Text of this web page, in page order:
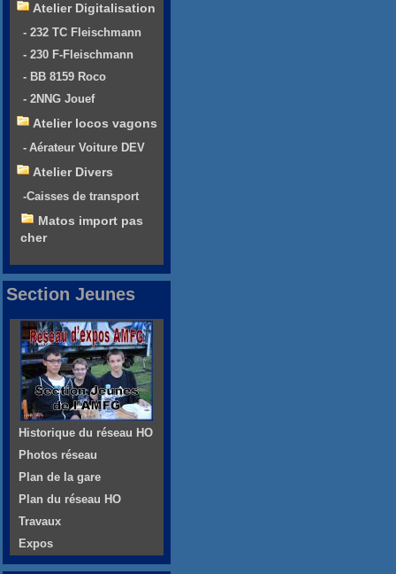
Atelier Digitalisation
- 232 TC Fleischmann
- 230 F-Fleischmann
- BB 8159 Roco
- 2NNG Jouef
Atelier locos vagons
- Aérateur Voiture DEV
Atelier Divers
-Caisses de transport
Matos import pas
cher
Section Jeunes
Historique du réseau HO
Photos réseau
Plan de la gare
Plan du réseau HO
Travaux
Expos